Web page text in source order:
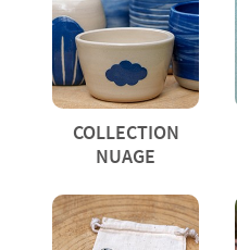
COLLECTION
NUAGE